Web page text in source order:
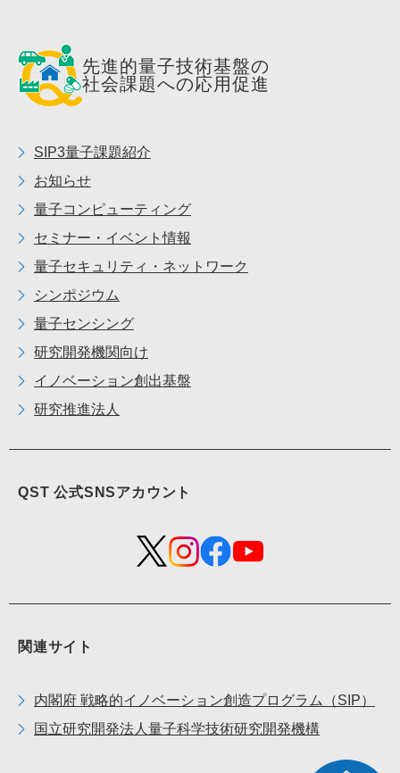
先進的量子技術基盤の
社会課題への応用促進
SIP3量子課題紹介
お知らせ
量子コンピューティング
セミナー・イベント情報
量子セキュリティ・ネットワーク
シンポジウム
量子センシング
研究開発機関向け
イノベーション創出基盤
研究推進法人
QST 公式SNSアカウント
関連サイト
内閣府 戦略的イノベーション創造プログラム（SIP）
国立研究開発法人量子科学技術研究開発機構